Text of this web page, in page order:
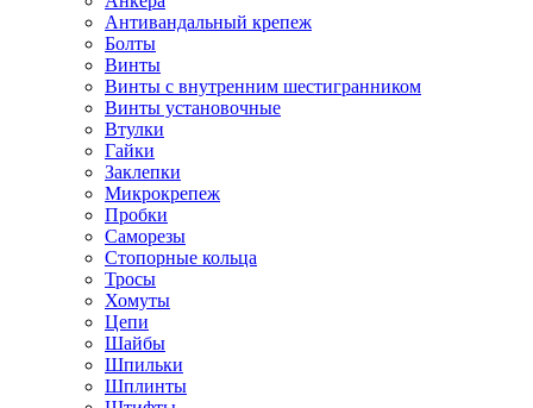
Антивандальный крепеж
Болты
Винты
Винты с внутренним шестигранником
Винты установочные
Втулки
Гайки
Заклепки
Микрокрепеж
Пробки
Саморезы
Стопорные кольца
Тросы
Хомуты
Цепи
Шайбы
Шпильки
Шплинты